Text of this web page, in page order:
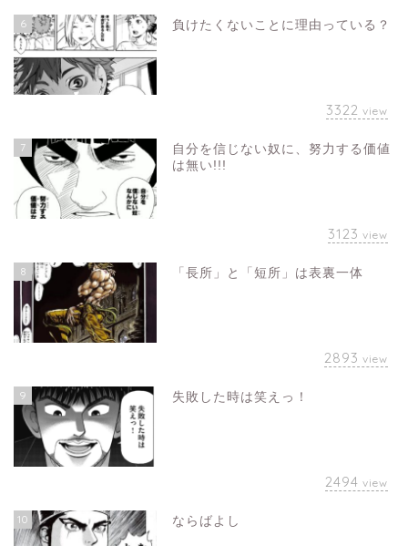
6 負けたくないことに理由っている？
3322 view
7
自分を信じない奴に、努力する価値
は無い!!!
3123 view
8 「長所」と「短所」は表裏一体
2893 view
9 失敗した時は笑えっ！
2494 view
10 ならばよし